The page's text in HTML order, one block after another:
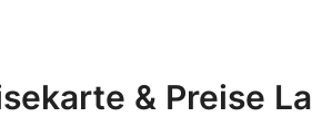
& Preise